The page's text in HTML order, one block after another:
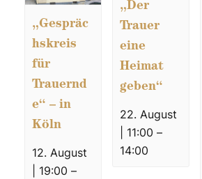
„Gespräc
hskreis
für
Trauernd
e“ – in
Köln
12. August
| 19:00 –
„Der
Trauer
eine
Heimat
geben“
22. August
| 11:00 –
14:00